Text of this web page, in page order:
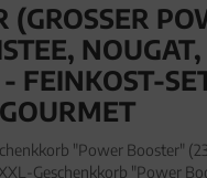
NOUGAT,
SET,
"Power Booster"
Geschenkkorb "Power